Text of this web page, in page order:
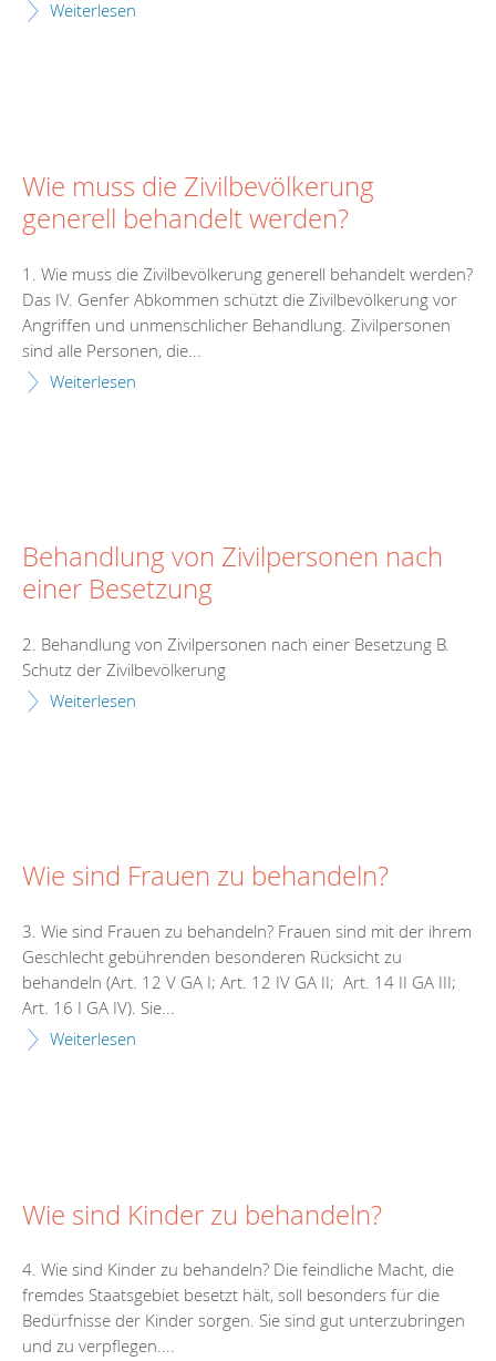
Weiterlesen
Wie muss die Zivilbevölkerung
generell behandelt werden?
1. Wie muss die Zivilbevölkerung generell behandelt werden?
Das IV. Genfer Abkommen schützt die Zivilbevölkerung vor
Angriffen und unmenschlicher Behandlung. Zivilpersonen
sind alle Personen, die...
Weiterlesen
Behandlung von Zivilpersonen nach
einer Besetzung
2. Behandlung von Zivilpersonen nach einer Besetzung B.
Schutz der Zivilbevölkerung
Weiterlesen
Wie sind Frauen zu behandeln?
3. Wie sind Frauen zu behandeln? Frauen sind mit der ihrem
Geschlecht gebührenden besonderen Rücksicht zu
behandeln (Art. 12 V GA I; Art. 12 IV GA II; Art. 14 II GA III;
Art. 16 I GA IV). Sie...
Weiterlesen
Wie sind Kinder zu behandeln?
4. Wie sind Kinder zu behandeln? Die feindliche Macht, die
fremdes Staatsgebiet besetzt hält, soll besonders für die
Bedürfnisse der Kinder sorgen. Sie sind gut unterzubringen
und zu verpflegen....